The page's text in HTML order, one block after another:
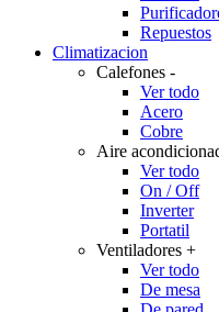
Repuestos
Climatizacion
Calefones -
Ver todo
Acero
Cobre
Aire
Ver todo
On / Off
Inverter
Portatil
Ventiladores +
Ver todo
De mesa